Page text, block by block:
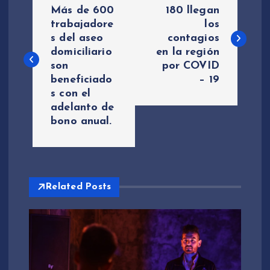
e
Más de 600
trabajadore
s del aseo
domiciliario
son
beneficiado
s con el
adelanto de
bono anual.
180 llegan
los
contagios
en la región
por COVID
– 19
Related Posts